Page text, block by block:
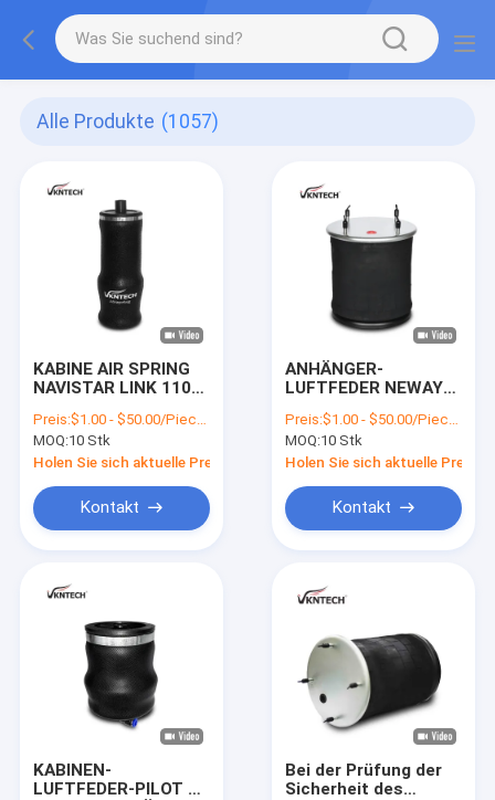
Alle Produkte (1057)
KABINE AIR SPRING
NAVISTAR LINK 1101-
1102-0076 Firestone
W02-358-7084
Goodyear 1S5-038
durch VKNTECH
1S7081 ersetzt
Preis:$1.00 - $50.00/Pieces
MOQ:10 Stk
Holen Sie sich aktuelle Preis
Kontakt
ANHÄNGER-
LUFTFEDER NEWAY
RVIBERTOJA
45402002 DAF
1384273 GRANNING
15635 ERSETZT
DURCH VKNTECH
1K6345
Preis:$1.00 - $50.00/Pieces
MOQ:10 Stk
Holen Sie sich aktuelle Preis
Kontakt
KABINEN-
LUFTFEDER-PILOT –
Bei der Prüfung der
Sicherheit des